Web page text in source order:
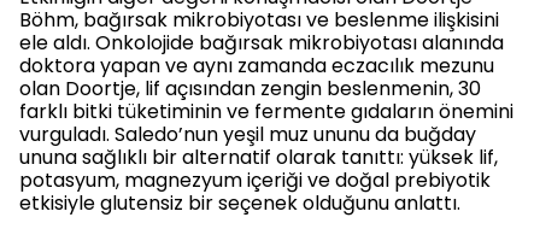
Böhm, bağırsak mikrobiyotası ve beslenme ilişkisini
ele aldı. Onkolojide bağırsak mikrobiyotası alanında
doktora yapan ve aynı zamanda eczacılık mezunu
olan Doortje, lif açısından zengin beslenmenin, 30
farklı bitki tüketiminin ve fermente gıdaların önemini
vurguladı. Saledo’nun yeşil muz ununu da buğday
ununa sağlıklı bir alternatif olarak tanıttı: yüksek lif,
potasyum, magnezyum içeriği ve doğal prebiyotik
etkisiyle glutensiz bir seçenek olduğunu anlattı.